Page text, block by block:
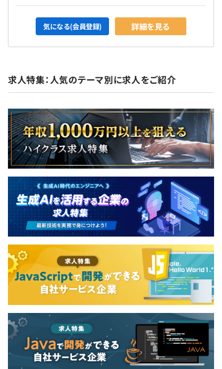
気になる(会員登録) 詳細を見る
求人特集：人気のテーマ別に求人をご紹介